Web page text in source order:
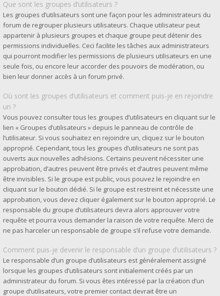
Que sont les groupes d’utilisateurs ?
Les groupes d’utilisateurs sont une façon pour les administrateurs du
forum de regrouper plusieurs utilisateurs. Chaque utilisateur peut
appartenir à plusieurs groupes et chaque groupe peut détenir des
permissions individuelles. Ceci facilite les tâches aux administrateurs
qui pourront modifier les permissions de plusieurs utilisateurs en une
seule fois, ou encore leur accorder des pouvoirs de modération, ou
bien leur donner accès à un forum privé.
Où sont les groupes d’utilisateurs et comment puis-je en rejoindre
un ?
Vous pouvez consulter tous les groupes d’utilisateurs en cliquant sur le
lien « Groupes d’utilisateurs » depuis le panneau de contrôle de
l’utilisateur. Si vous souhaitez en rejoindre un, cliquez sur le bouton
approprié. Cependant, tous les groupes d’utilisateurs ne sont pas
ouverts aux nouvelles adhésions. Certains peuvent nécessiter une
approbation, d’autres peuvent être privés et d’autres peuvent même
être invisibles. Si le groupe est public, vous pouvez le rejoindre en
cliquant sur le bouton dédié. Si le groupe est restreint et nécessite une
approbation, vous devez cliquer également sur le bouton approprié. Le
responsable du groupe d’utilisateurs devra alors approuver votre
requête et pourra vous demander la raison de votre requête. Merci de
ne pas harceler un responsable de groupe s’il refuse votre demande.
Comment puis-je devenir le responsable d’un groupe d’utilisateurs ?
Le responsable d’un groupe d’utilisateurs est généralement assigné
lorsque les groupes d’utilisateurs sont initialement créés par un
administrateur du forum. Si vous êtes intéressé par la création d’un
groupe d’utilisateurs, votre premier contact devrait être un